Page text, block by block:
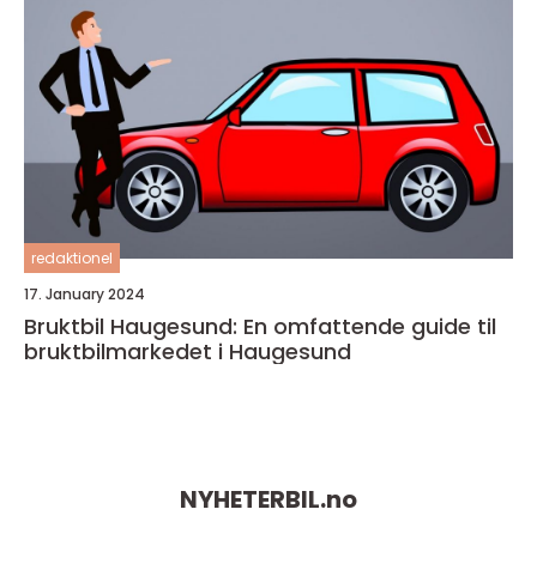
redaktionel
17. January 2024
Bruktbil Haugesund: En omfattende guide til
bruktbilmarkedet i Haugesund
NYHETERBIL.no